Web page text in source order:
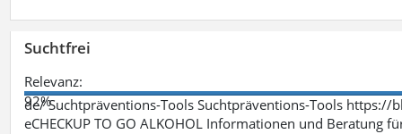
Suchtfrei
Relevanz:
92%
de/ Suchtpräventions-Tools Suchtpräventions-Tools
eCHECKUP TO GO ALKOHOL Informationen und Beratung